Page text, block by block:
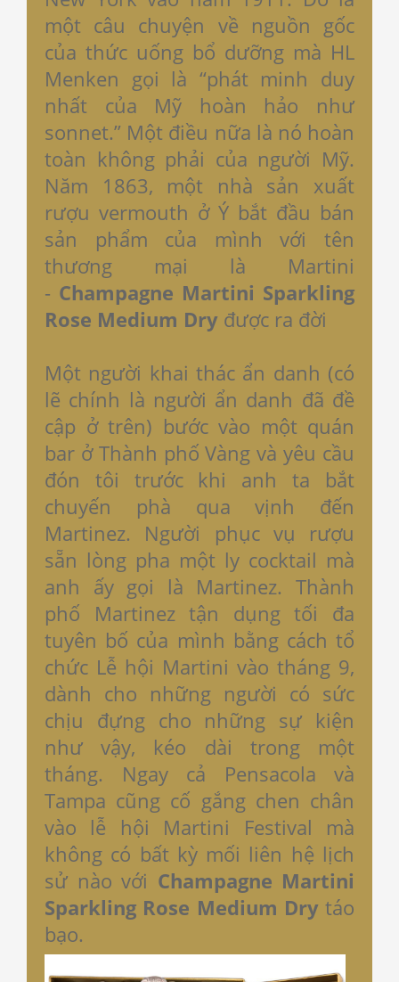
một câu chuyện về nguồn gốc
của thức uống bổ dưỡng mà HL
Menken gọi là “phát minh duy
nhất của Mỹ hoàn hảo như
sonnet.” Một điều nữa là nó hoàn
toàn không phải của người Mỹ.
Năm 1863, một nhà sản xuất
rượu vermouth ở Ý bắt đầu bán
sản phẩm của mình với tên
thương mại là Martini
- Champagne Martini Sparkling
Rose Medium Dry được ra đời
Một người khai thác ẩn danh (có
lẽ chính là người ẩn danh đã đề
cập ở trên) bước vào một quán
bar ở Thành phố Vàng và yêu cầu
đón tôi trước khi anh ta bắt
chuyến phà qua vịnh đến
Martinez. Người phục vụ rượu
sẵn lòng pha một ly cocktail mà
anh ấy gọi là Martinez. Thành
phố Martinez tận dụng tối đa
tuyên bố của mình bằng cách tổ
chức Lễ hội Martini vào tháng 9,
dành cho những người có sức
chịu đựng cho những sự kiện
như vậy, kéo dài trong một
tháng. Ngay cả Pensacola và
Tampa cũng cố gắng chen chân
vào lễ hội Martini Festival mà
không có bất kỳ mối liên hệ lịch
sử nào với Champagne Martini
Sparkling Rose Medium Drytáo
bạo.